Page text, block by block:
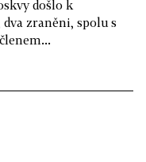
došlo k
zraněni, spolu s